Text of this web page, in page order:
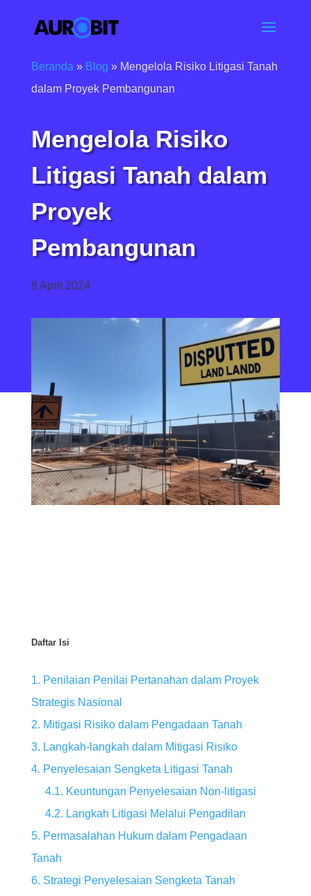
Beranda » Blog » Mengelola Risiko Litigasi Tanah
dalam Proyek Pembangunan
Mengelola Risiko
Litigasi Tanah dalam
Proyek
Pembangunan
8 April 2024
Daftar Isi
1. Penilaian Penilai Pertanahan dalam Proyek
Strategis Nasional
2. Mitigasi Risiko dalam Pengadaan Tanah
3. Langkah-langkah dalam Mitigasi Risiko
4. Penyelesaian Sengketa Litigasi Tanah
4.1. Keuntungan Penyelesaian Non-litigasi
4.2. Langkah Litigasi Melalui Pengadilan
5. Permasalahan Hukum dalam Pengadaan
Tanah
6. Strategi Penyelesaian Sengketa Tanah